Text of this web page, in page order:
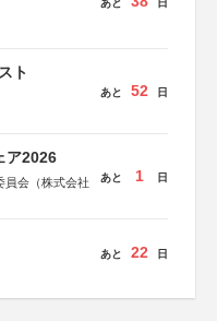
あと 日
ト
あと 52 日
ア2026
員会（株式会社
あと 1 日
あと 22 日